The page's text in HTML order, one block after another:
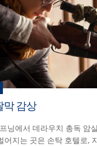
막 감상
닝에서 데라우치 총독 암
어지는 곳은 손탁 호텔로,